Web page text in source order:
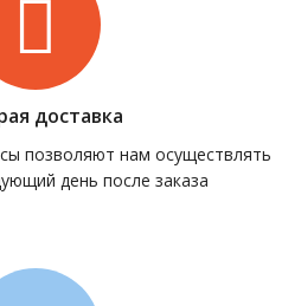
доставка
позволяют нам осуществлять
день после заказа